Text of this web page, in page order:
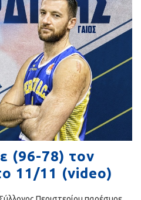
(96-78) τον
11/11 (video)